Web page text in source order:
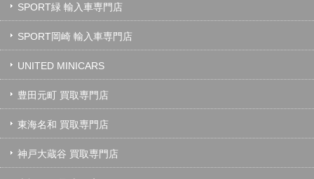
SPORT緑 輸入車専門店
SPORT岡崎 輸入車専門店
UNITED MINICARS
豊田元町 買取専門店
東海名和 買取専門店
神戸大蔵谷 買取専門店